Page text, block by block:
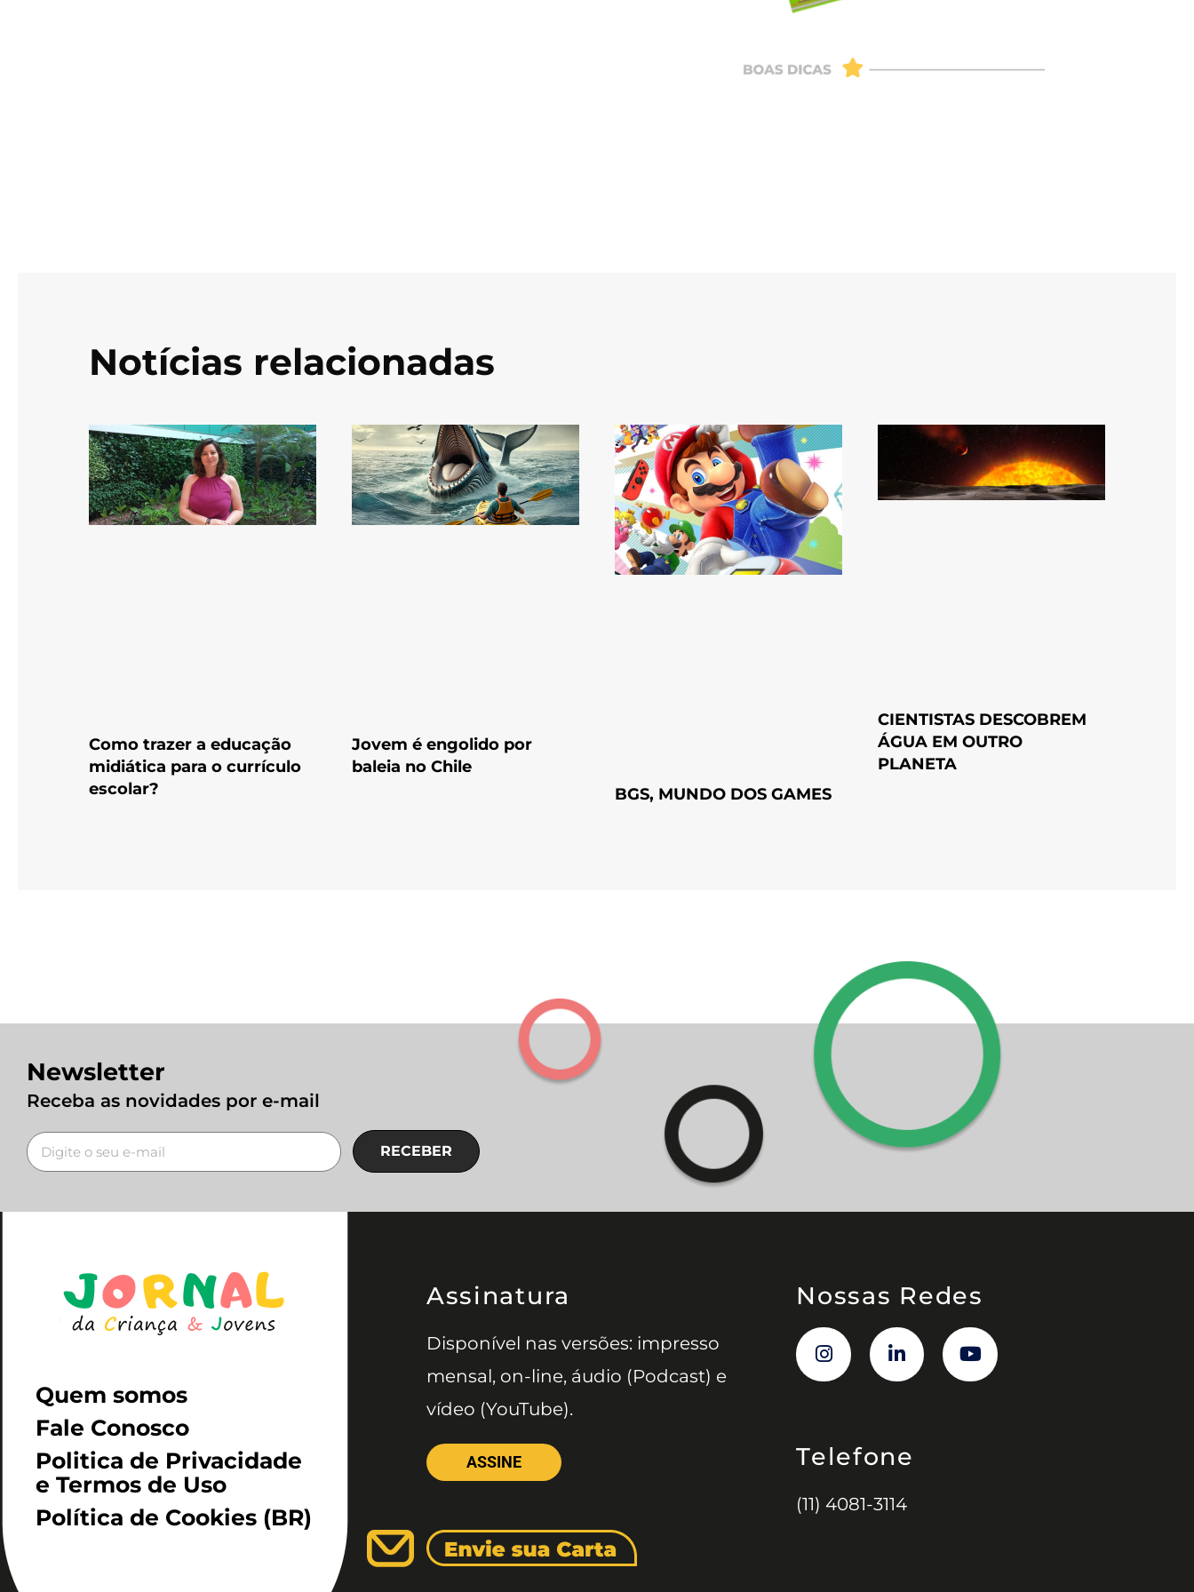
Notícias relacionadas
Como trazer a educação
midiática para o currículo
escolar?
Jovem é engolido por
baleia no Chile
BGS, MUNDO DOS GAMES
CIENTISTAS DESCOBREM
ÁGUA EM OUTRO
PLANETA
Newsletter
Receba as novidades por e-mail
RECEBER
Quem somos
Fale Conosco
Politica de Privacidade
e Termos de Uso
Política de Cookies (BR)
Assinatura
Disponível nas versões: impresso
mensal, on-line, áudio (Podcast) e
vídeo (YouTube).
ASSINE
Nossas Redes
Telefone
(11) 4081-3114